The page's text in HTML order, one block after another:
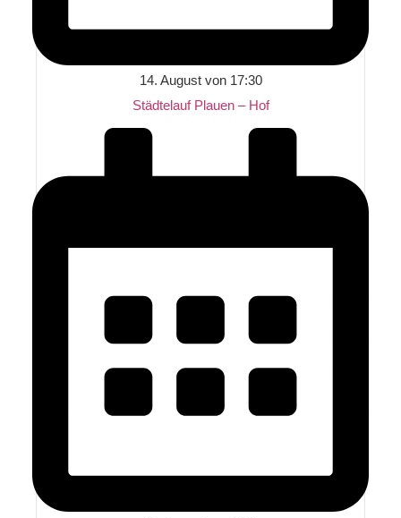
14. August von 17:30
Städtelauf Plauen – Hof